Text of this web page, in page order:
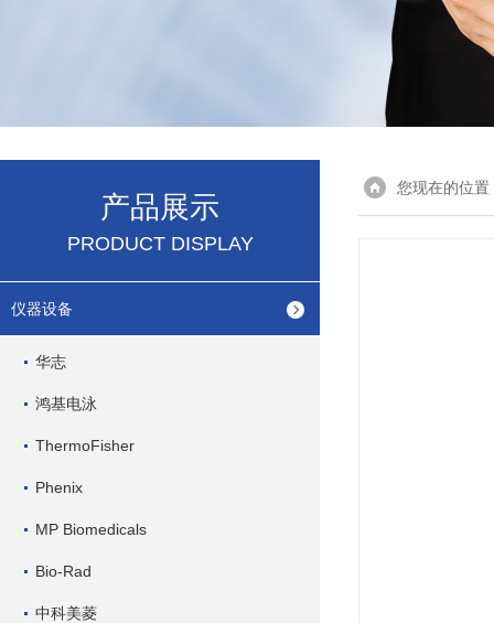
产品展示
PRODUCT DISPLAY
仪器设备
华志
鸿基电泳
ThermoFisher
Phenix
MP Biomedicals
Bio-Rad
中科美菱
您现在的位置